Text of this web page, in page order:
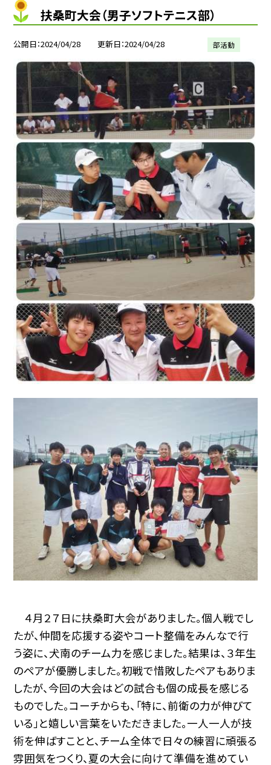
扶桑町大会（男子ソフトテニス部）
公開日 2024/04/28 更新日 2024/04/28 部活動
４月２７日に扶桑町大会がありました。個人戦でし
たが、仲間を応援する姿やコート整備をみんなで行
う姿に、犬南のチーム力を感じました。結果は、３年生
のペアが優勝しました。初戦で惜敗したペアもありま
したが、今回の大会はどの試合も個の成長を感じる
ものでした。コーチからも、「特に、前衛の力が伸びて
いる」と嬉しい言葉をいただきました。一人一人が技
術を伸ばすことと、チーム全体で日々の練習に頑張る
雰囲気をつくり、夏の大会に向けて準備を進めてい